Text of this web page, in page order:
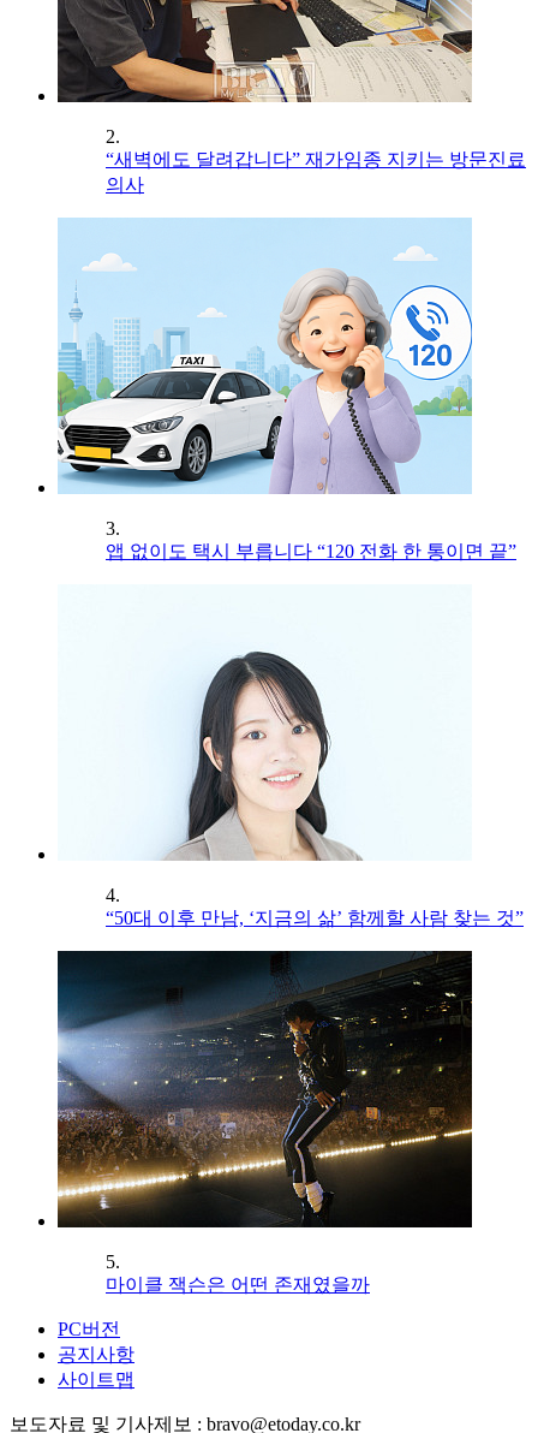
2.
“새벽에도 달려갑니다” 재가임종 지키는 방문진료
의사
3.
앱 없이도 택시 부릅니다 “120 전화 한 통이면 끝”
4.
“50대 이후 만남, ‘지금의 삶’ 함께할 사람 찾는 것”
5.
마이클 잭슨은 어떤 존재였을까
PC버전
공지사항
사이트맵
보도자료 및 기사제보 : bravo@etoday.co.kr